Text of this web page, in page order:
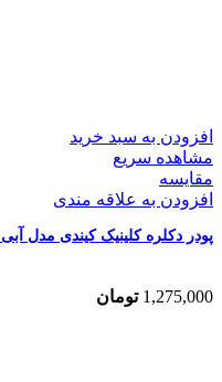
افزودن به سبد خرید
مشاهده سریع
مقایسه
افزودن به علاقه مندی
پودر دکلره کلینیک کیندی مدل آبی حجم
1,275,000 تومان